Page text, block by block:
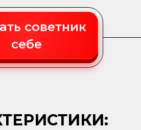
советник
себе